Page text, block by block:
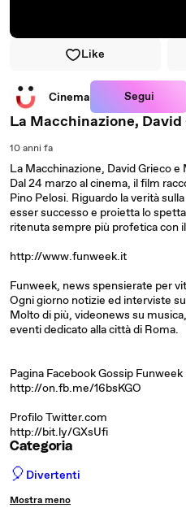
Like
Cinema Segui
La Macchinazione,
10 anni fa
La Macchinazione, David Grieco
Dal 24 marzo al cinema, il film
Pino Pelosi. Riguardo la verità
esser successo e proietta lo
ritenuta sempre più profetica con
http://www.funweek.it
Funweek, news spensierate per
Ogni giorno notizie ed interviste
Molto di più, videonews su
eventi dedicato alla città di Roma.
Pagina Facebook Gossip Funweek
http://on.fb.me/16bsKGO
Profilo Twitter.com
http://bit.ly/GXsUfi
Categoria
🎈 Divertenti
Mostra meno